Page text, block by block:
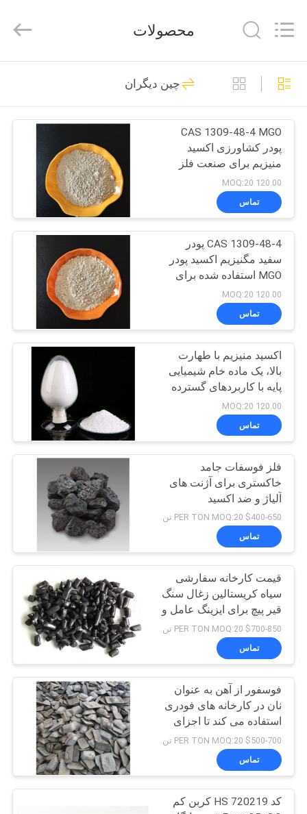
خونه
محصولات
ویدیو
درباره
ما
کارخانه
کنترل
کیفیت
تماس
بگیرید
اخبار
پرونده
درخواست
نقل قول
نقشه
سایت
سیاست
حفظ
Imp.&Exp.Co.,Ltd.
کریولیت سدیم
509
کریولیت پتاسیم
344
فلوراید آلومینیوم
268
نمک فلوراید
66
کک نفتی کلسینه شده
12
10
محصولات
چین دیگران
CAS 1309-48-4 MGO
پودر کشاورزی اکسید
منیزیم برای صنعت فلز
سازی و انرژی جدید
120.00 MOQ:20
تماس
CAS 1309-48-4 پودر
سفید مگنیزیم اکسید پودر
MGO استفاده شده برای
مواد ساختمانی
120.00 MOQ:20
تماس
اکسید منیزیم با طهارت
بالا، یک ماده خام شیمیایی
پایه با کاربردهای گسترده
در صنعت
120.00 MOQ:20
تماس
فلز فوسفات جامد
خاکستری برای آژنت های
آلیاژ و ضد اکسید
$400-650 PER TON MOQ:20 تن
تماس
قیمت کارخانه سفارشی
سیاه کریستالین زغال سنگ
قیر پیچ برای ایزینگ عامل و
باندر
$700-850 PER TON MOQ:20 تن
تماس
فوسفور از آهن به عنوان
نان در کارخانه های فودری
استفاده می کند تا اجزای
مانند لوله ها و بلوک های
موتور را به کار ببرد.
$500-700 PER TON MOQ:20 تن
تماس
کد HS 720219 کربن کم